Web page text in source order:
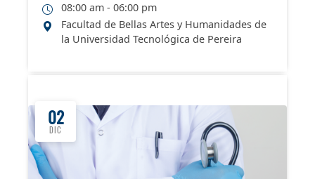
08:00 am - 06:00 pm
Facultad de Bellas Artes y Humanidades de
la Universidad Tecnológica de Pereira
02
DIC